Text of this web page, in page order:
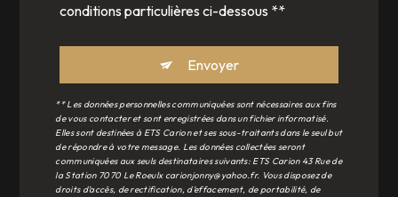
conditions particulières ci-dessous **
Envoyer
** Les données personnelles communiquées sont nécessaires aux fins
de vous contacter et sont enregistrées dans un fichier informatisé.
Elles sont destinées à ETS Carion et ses sous-traitants dans le seul but
de répondre à votre message. Les données collectées seront
communiquées aux seuls destinataires suivants: ETS Carion 43 Rue de
la Station 7070 Le Roeulx carionjonny@yahoo.fr. Vous disposez de
droits d’accès, de rectification, d’effacement, de portabilité, de